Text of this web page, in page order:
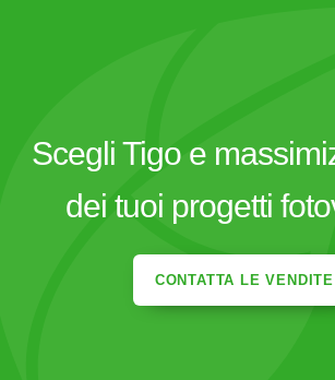
Scegli Tigo e
dei tuoi progetti
CONTATTA LE VENDITE